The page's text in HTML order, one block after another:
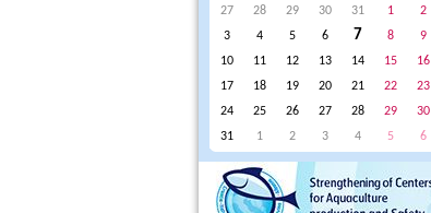
27 28 29 30 31 1
2
3
4 5 6 7 8
9
10
11 12 13 14 15
16
17
18 19 20 21 22
23
24
25 26 27 28 29
30
31
1 2 3 4 5 6